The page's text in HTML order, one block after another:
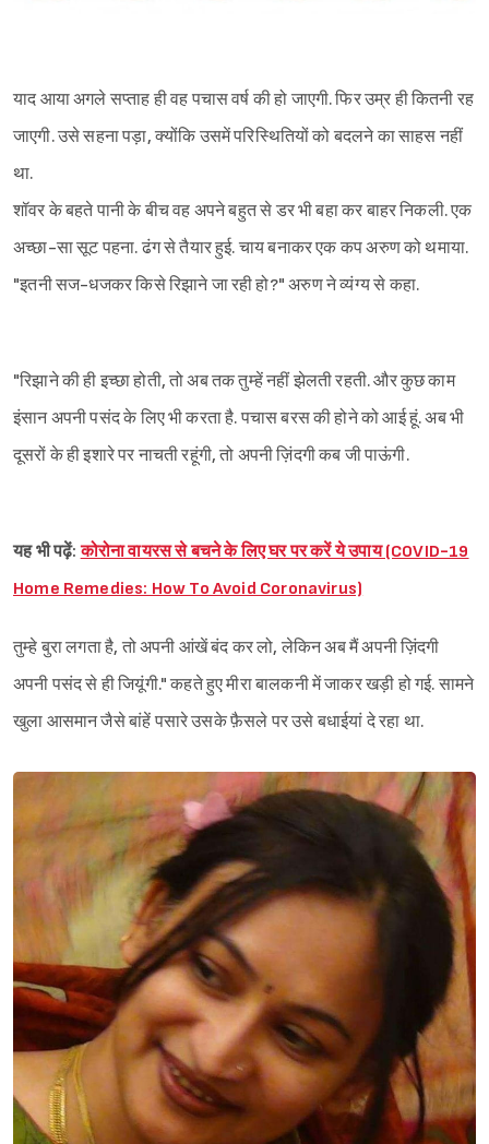
Sign in
याद आया अगले सप्ताह ही वह पचास वर्ष की हो जाएगी. फिर उम्र ही कितनी रह
जाएगी. उसे सहना पड़ा, क्योंकि उसमें परिस्थितियों को बदलने का साहस नहीं
था.
शॉवर के बहते पानी के बीच वह अपने बहुत से डर भी बहा कर बाहर निकली. एक
अच्छा-सा सूट पहना. ढंग से तैयार हुई. चाय बनाकर एक कप अरुण को थमाया.
"इतनी सज-धजकर किसे रिझाने जा रही हो?" अरुण ने व्यंग्य से कहा.
"रिझाने की ही इच्छा होती, तो अब तक तुम्हें नहीं झेलती रहती. और कुछ काम
इंसान अपनी पसंद के लिए भी करता है. पचास बरस की होने को आई हूं. अब भी
दूसरों के ही इशारे पर नाचती रहूंगी, तो अपनी ज़िंदगी कब जी पाऊंगी.
यह भी पढ़ें:कोरोना वायरस से बचने के लिए घर पर करें ये उपाय (COVID-19
Home Remedies: How To Avoid Coronavirus)
तुम्हे बुरा लगता है, तो अपनी आंखें बंद कर लो, लेकिन अब मैं अपनी ज़िंदगी
अपनी पसंद से ही जियूंगी." कहते हुए मीरा बालकनी में जाकर खड़ी हो गई. सामने
खुला आसमान जैसे बांहें पसारे उसके फ़ैसले पर उसे बधाईयां दे रहा था.